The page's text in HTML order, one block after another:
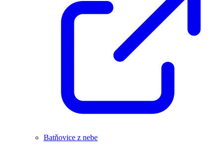
Batňovice z nebe